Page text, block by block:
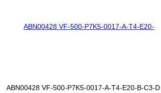
ABN00428 VF-500-P7K5-0017-A-T4-E20-B-C3-D